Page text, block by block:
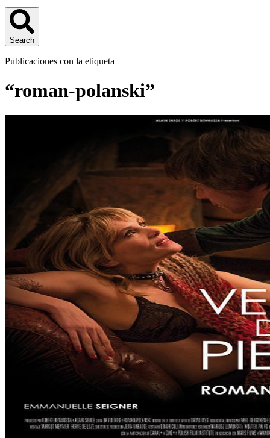
Search
Publicaciones con la etiqueta
“roman-polanski”